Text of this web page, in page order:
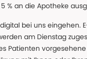
% an die Apotheke
bei uns eingehen.
am Dienstag
Patienten